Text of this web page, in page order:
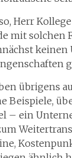
Herr
mit solchen
übrigens
Beispiele,
– ein